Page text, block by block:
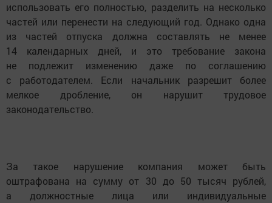
использовать его полностью, разделить на несколько
частей или перенести на следующий год. Однако одна
из частей отпуска должна составлять не менее
14 календарных дней, и это требование закона
не подлежит изменению даже по соглашению
с работодателем. Если начальник разрешит более
мелкое дробление, он нарушит трудовое
законодательство.
За такое нарушение компания может быть
оштрафована на сумму от 30 до 50 тысяч рублей,
а должностные лица или индивидуальные